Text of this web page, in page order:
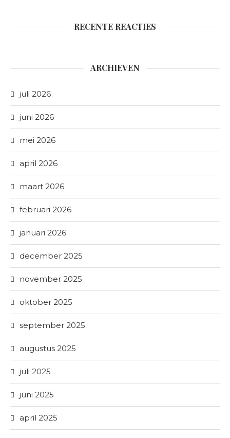
RECENTE REACTIES
ARCHIEVEN
juli 2026
juni 2026
mei 2026
april 2026
maart 2026
februari 2026
januari 2026
december 2025
november 2025
oktober 2025
september 2025
augustus 2025
juli 2025
juni 2025
april 2025